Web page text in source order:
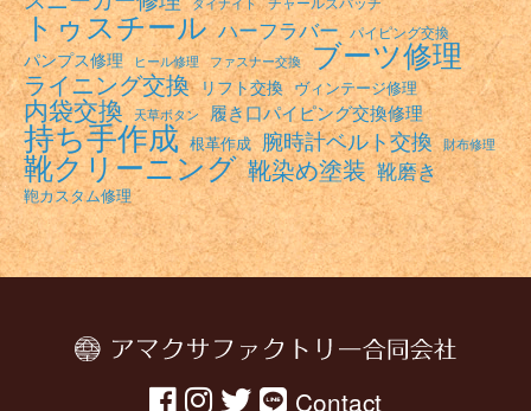
トゥスチール ハーフラバー パイピング交換
パンプス修理 ヒール修理 ファスナー交換 ブーツ修理
ライニング交換 リフト交換 ヴィンテージ修理
内袋交換 天草ボタン 履き口パイピング交換修理
持ち手作成 根革作成 腕時計ベルト交換 財布修理
靴クリーニング 靴染め塗装 靴磨き
鞄カスタム修理
Contact